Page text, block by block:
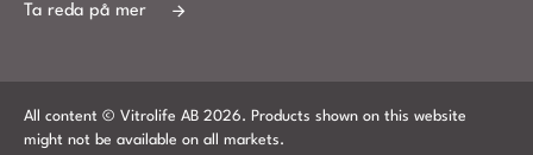
Ta reda på mer
All content © Vitrolife AB 2026. Products shown on this website
might not be available on all markets.